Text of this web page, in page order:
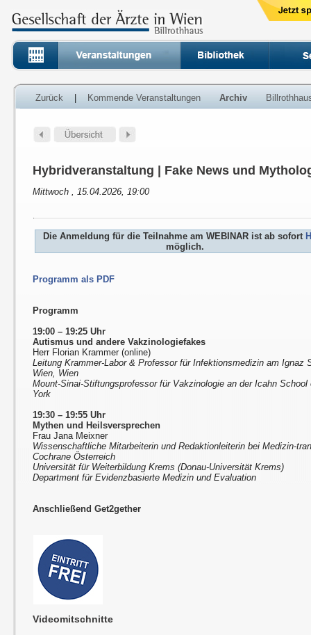
Zurück Kommende Veranstaltungen Archiv
Hybridveranstaltung | Fake News und
Mittwoch , 15.04.2026, 19:00
Die Anmeldung für die Teilnahme am WEBINAR ist ab sofort
möglich.
Programm als PDF
Programm
19:00 – 19:25 Uhr
Autismus und andere Vakzinologiefakes
Herr Florian Krammer (online)
Leitung Krammer-Labor & Professor für Infektionsmedizin am Ignaz
Wien, Wien
Mount-Sinai-Stiftungsprofessor für Vakzinologie an der Icahn
York
19:30 – 19:55 Uhr
Mythen und Heilsversprechen
Frau Jana Meixner
Wissenschaftliche Mitarbeiterin und Redaktionleiterin bei Medizin-
Cochrane Österreich
Universität für Weiterbildung Krems (Donau-Universität Krems)
Department für Evidenzbasierte Medizin und Evaluation
Anschließend Get2gether
Videomitschnitte